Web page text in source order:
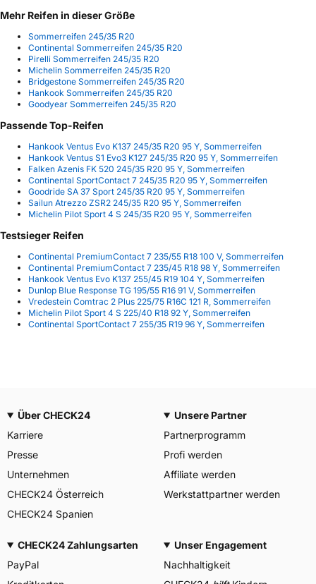
Mehr Reifen in dieser Größe
Sommerreifen 245/35 R20
Continental Sommerreifen 245/35 R20
Pirelli Sommerreifen 245/35 R20
Michelin Sommerreifen 245/35 R20
Bridgestone Sommerreifen 245/35 R20
Hankook Sommerreifen 245/35 R20
Goodyear Sommerreifen 245/35 R20
Passende Top-Reifen
Hankook Ventus Evo K137 245/35 R20 95 Y, Sommerreifen
Hankook Ventus S1 Evo3 K127 245/35 R20 95 Y, Sommerreifen
Falken Azenis FK 520 245/35 R20 95 Y, Sommerreifen
Continental SportContact 7 245/35 R20 95 Y, Sommerreifen
Goodride SA 37 Sport 245/35 R20 95 Y, Sommerreifen
Sailun Atrezzo ZSR2 245/35 R20 95 Y, Sommerreifen
Michelin Pilot Sport 4 S 245/35 R20 95 Y, Sommerreifen
Testsieger Reifen
Continental PremiumContact 7 235/55 R18 100 V, Sommerreifen
Continental PremiumContact 7 235/45 R18 98 Y, Sommerreifen
Hankook Ventus Evo K137 255/45 R19 104 Y, Sommerreifen
Dunlop Blue Response TG 195/55 R16 91 V, Sommerreifen
Vredestein Comtrac 2 Plus 225/75 R16C 121 R, Sommerreifen
Michelin Pilot Sport 4 S 225/40 R18 92 Y, Sommerreifen
Continental SportContact 7 255/35 R19 96 Y, Sommerreifen
Über CHECK24
Karriere
Presse
Unternehmen
CHECK24 Österreich
CHECK24 Spanien
Unsere Partner
Partnerprogramm
Profi werden
Affiliate werden
Werkstattpartner werden
CHECK24 Zahlungsarten
PayPal
Unser Engagement
Nachhaltigkeit